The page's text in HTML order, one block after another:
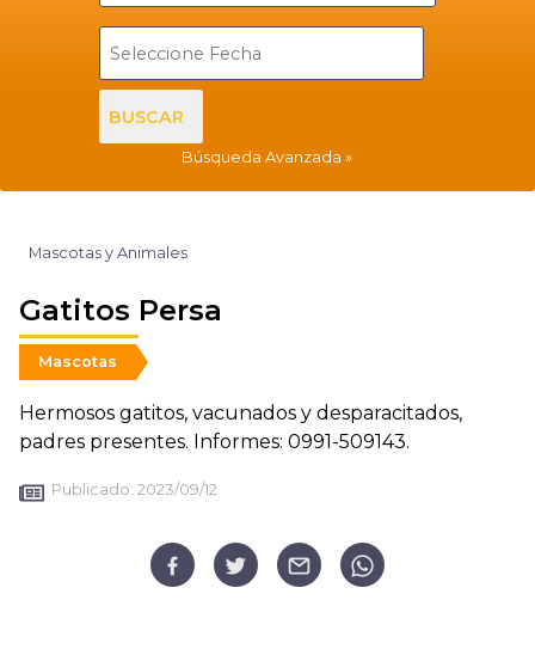
BUSCAR
Búsqueda Avanzada
Mascotas y Animales
Gatitos Persa
Mascotas
Hermosos gatitos, vacunados y desparacitados,
padres presentes. Informes: 0991-509143.
Publicado: 2023/09/12